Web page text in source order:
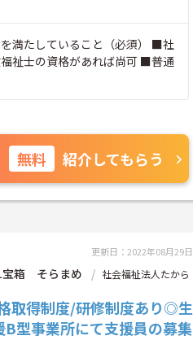
満たしていること（必須） ■社
祉士の資格があれば尚可 ■普通
無料 紹介してもらう
更新日：2022年08月29日
宝箱 そらまめ
社会福祉法人たから
取得制度/研修制度あり◎生
型事業所にて支援員の募集